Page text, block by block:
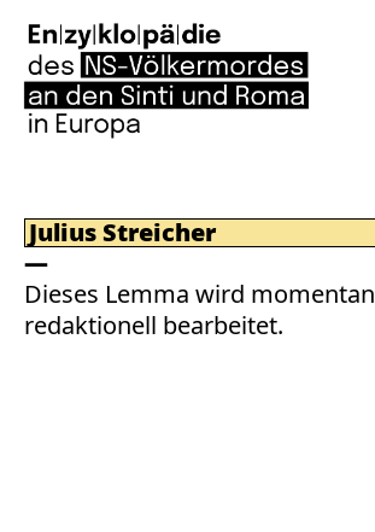
Julius Streicher
Dieses Lemma wird momentan
redaktionell bearbeitet.